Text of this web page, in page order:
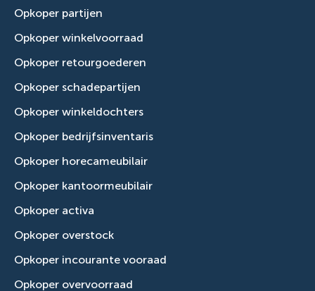
Opkoper partijen
Opkoper winkelvoorraad
Opkoper retourgoederen
Opkoper schadepartijen
Opkoper winkeldochters
Opkoper bedrijfsinventaris
Opkoper horecameubilair
Opkoper kantoormeubilair
Opkoper activa
Opkoper overstock
Opkoper incourante vooraad
Opkoper overvoorraad